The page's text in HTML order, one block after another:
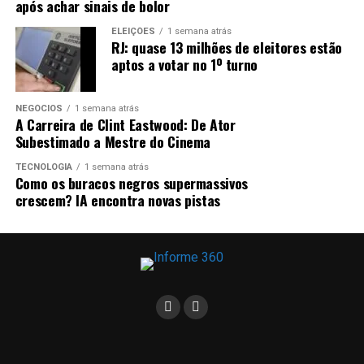
na Rua São Sebastião. Nenhum imóvel foi atingido e não
houve interdição de via.
Recomendações
A prefeitura do Rio recomenda à população que não se
desloque pelas regiões mais afetadas pela chuva. Veja
outras orientações:
Evite áreas sujeitas a alagamentos e/ou
deslizamentos;
Não force a passagem de veículos em áreas
descargas elétricas, evite ficar próximo a árvores
ou em áreas descampadas;
após achar sinais de bolor
ELEIÇÕES 1 semana atrás
RJ: quase 13 milhões de eleitores estão
aptos a votar no 1º turno
NEGÓCIOS 1 semana atrás
A Carreira de Clint Eastwood: De Ator
Subestimado a Mestre do Cinema
TECNOLOGIA 1 semana atrás
Como os buracos negros supermassivos
crescem? IA encontra novas pistas